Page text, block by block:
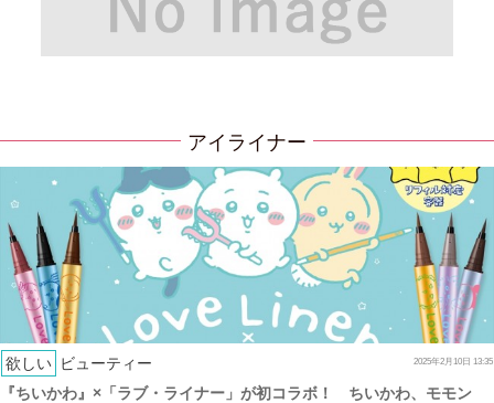
アイライナー
欲しい ビューティー 2025年2月10日 13:35
『ちいかわ』×「ラブ・ライナー」が初コラボ！ ちいかわ、モモン